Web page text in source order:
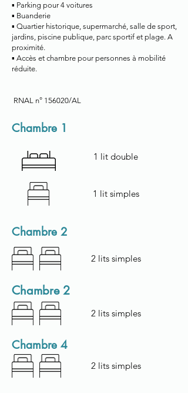
▪ Parking pour 4 voitures
▪ Buanderie
▪ Quartier historique, supermarché, salle de sport,
jardins, piscine publique, parc sportif et plage. A
proximité.
▪ Accès et chambre pour personnes à mobilité
réduite.
RNAL n° 156020/AL
Chambre 1
1 lit double
1 lit simples
Chambre 2
2 lits simples
Chambre 2
2 lits simples
Chambre 4
2 lits simples